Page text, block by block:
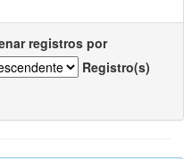
registros por
Registro(s)